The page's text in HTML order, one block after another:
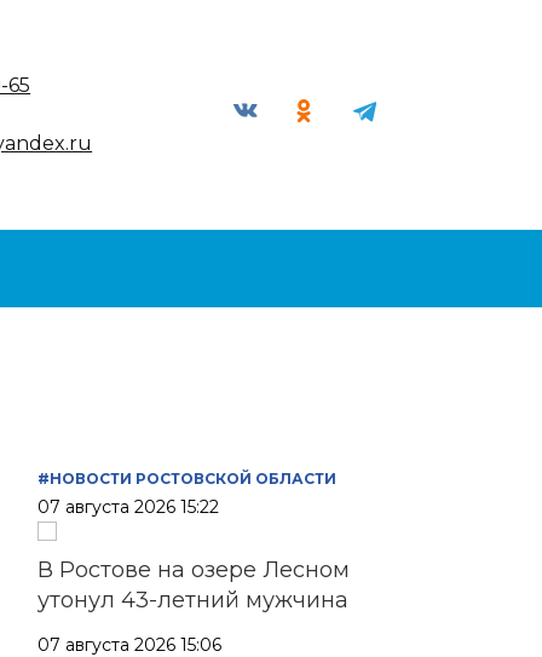
65
#НОВОСТИ РОСТОВСКОЙ ОБЛАСТИ
07 августа 2026 15:22
В Ростове на озере Лесном
утонул 43-летний мужчина
07 августа 2026 15:06